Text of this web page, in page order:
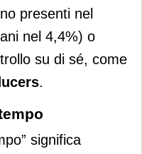
presenti nel
nel 4,4%) o
su di sé, come
.
significa